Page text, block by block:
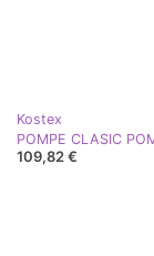
Kostex
109,82 €